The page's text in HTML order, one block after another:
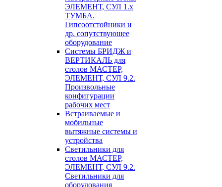
ЭЛЕМЕНТ, СУЛ 1.х
ТУМБА.
Гипсоотстойники и
др. сопутствующее
оборудование
Системы БРИДЖ и
ВЕРТИКАЛЬ для
столов МАСТЕР,
ЭЛЕМЕНТ, СУЛ 9.2.
Произвольные
конфигурации
рабочих мест
Встраиваемые и
мобильные
вытяжные системы и
устройства
Светильники для
столов МАСТЕР,
ЭЛЕМЕНТ, СУЛ 9.2.
Светильники для
оборудования